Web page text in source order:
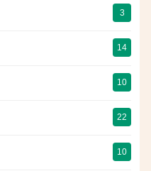
3
14
10
22
10